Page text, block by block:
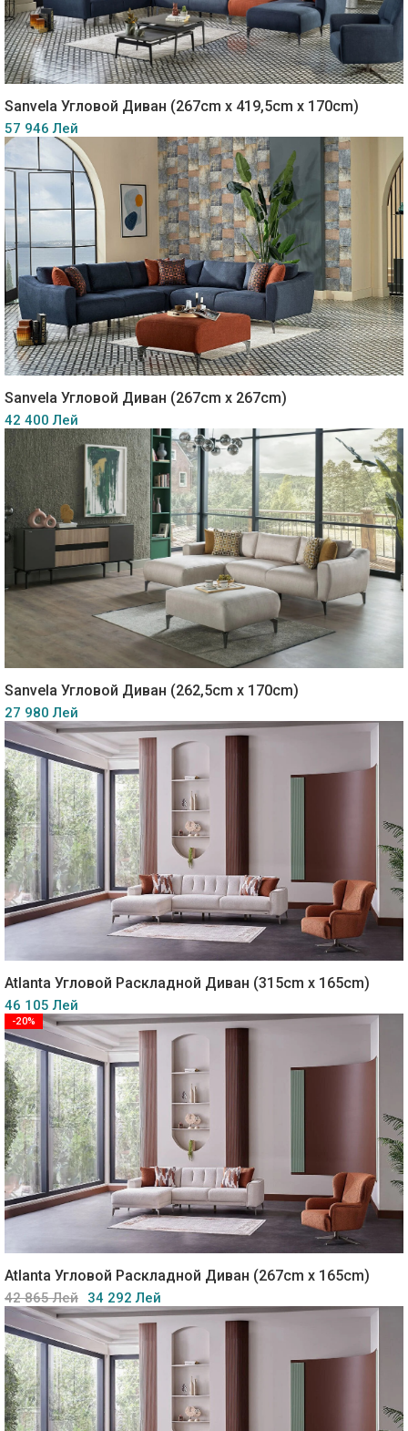
Sanvela Угловой Диван (267cm x 419,5cm x 170cm)
57 946 Лей
Sanvela Угловой Диван (267cm x 267cm)
42 400 Лей
Sanvela Угловой Диван (262,5cm x 170cm)
27 980 Лей
Atlanta Угловой Раскладной Диван (315cm x 165cm)
46 105 Лей
-20%
Atlanta Угловой Раскладной Диван (267cm x 165cm)
42 865 Лей 34 292 Лей